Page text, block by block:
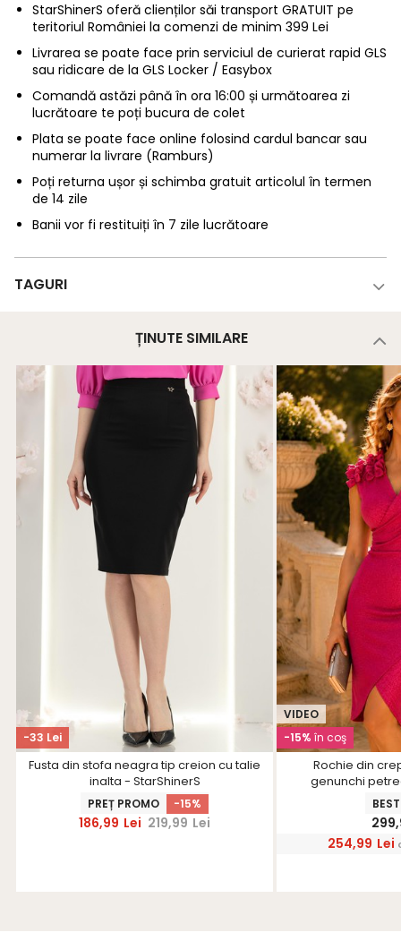
StarShinerS oferă clienților săi transport GRATUIT pe
teritoriul României la comenzi de minim 399 Lei
Livrarea se poate face prin serviciul de curierat rapid GLS
sau ridicare de la GLS Locker / Easybox
Comandă astăzi până în ora 16:00 și următoarea zi
lucrătoare te poți bucura de colet
Plata se poate face online folosind cardul bancar sau
numerar la livrare (Ramburs)
Poți returna ușor și schimba gratuit articolul în termen
de 14 zile
Banii vor fi restituiți în 7 zile lucrătoare
TAGURI
ȚINUTE SIMILARE
-33 Lei
Fusta din stofa neagra tip creion cu talie
inalta - StarShinerS
PREȚ PROMO -15%
186,99 Lei 219,99 Lei
-15% în coş
VIDEO
Rochie din
genunchi
volanase
254,99 Lei